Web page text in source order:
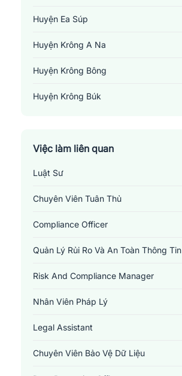
Huyện Ea Súp
Huyện Krông A Na
Huyện Krông Bông
Huyện Krông Búk
Huyện Krông Pắc
Huyện Lắk
Huyện M'Đrắk
Thành Phố Buôn Ma Thuột
Thị Xã Buôn Hồ
Việc làm liên quan
Luật Sư
Chuyên Viên Tuân Thủ
Compliance Officer
Quản Lý Rủi Ro Và An Toàn Thông Tin
Risk And Compliance Manager
Nhân Viên Pháp Lý
Legal Assistant
Chuyên Viên Bảo Vệ Dữ Liệu